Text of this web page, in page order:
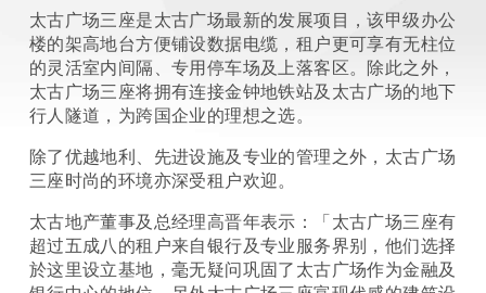
太古广场三座是太古广场最新的发展项目，该甲级办公
楼的架高地台方便铺设数据电缆，租户更可享有无柱位
的灵活室内间隔、专用停车场及上落客区。除此之外，
太古广场三座将拥有连接金钟地铁站及太古广场的地下
行人隧道，为跨国企业的理想之选。
除了优越地利、先进设施及专业的管理之外，太古广场
三座时尚的环境亦深受租户欢迎。
太古地产董事及总经理高晋年表示：「太古广场三座有
超过五成八的租户来自银行及专业服务界别，他们选择
於这里设立基地，毫无疑问巩固了太古广场作为金融及